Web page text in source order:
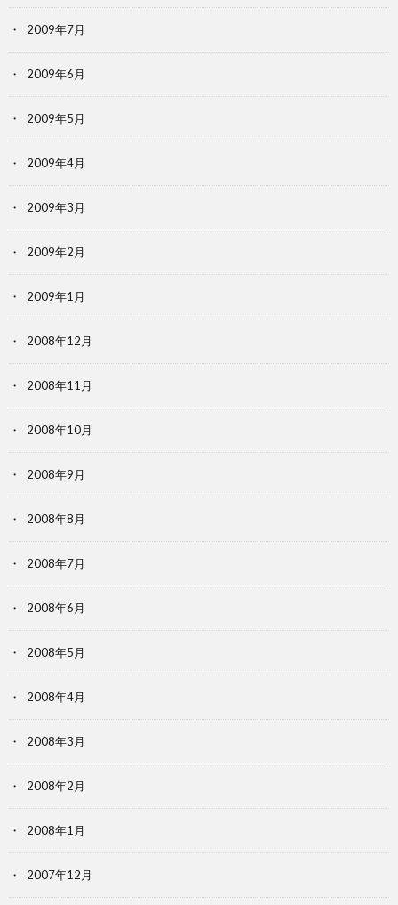
2009年7月
2009年6月
2009年5月
2009年4月
2009年3月
2009年2月
2009年1月
2008年12月
2008年11月
2008年10月
2008年9月
2008年8月
2008年7月
2008年6月
2008年5月
2008年4月
2008年3月
2008年2月
2008年1月
2007年12月